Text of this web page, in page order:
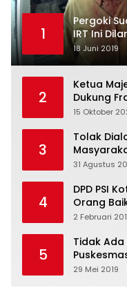
1
Pergoki
IRT Ini
18 Juni 2019
2
Ketua
Dukung
Freeport
15 Oktober
3
Tolak
31 Agustus
4
DPD PSI
Orang
2 Februari
5
Tidak
29 Mei 2019